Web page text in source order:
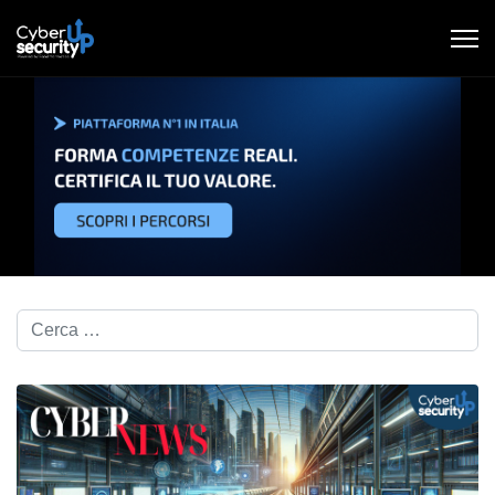
Cerca nel blog...